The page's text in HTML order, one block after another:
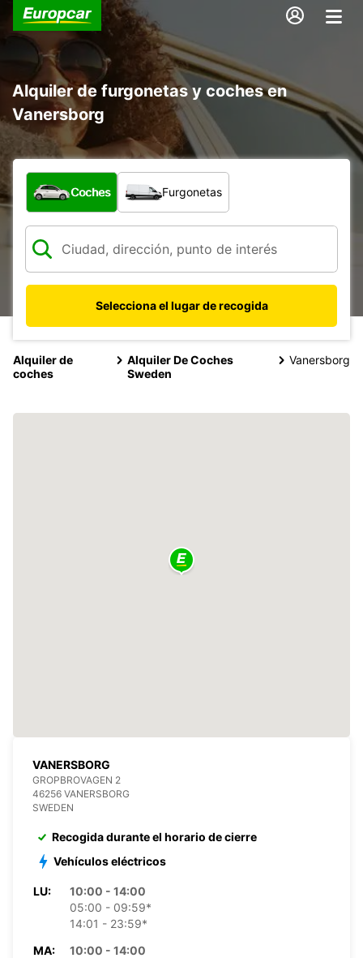
Alquiler de furgonetas y coches en
Vanersborg
¿Qué tipo de vehículo?
Coches Furgonetas
Selecciona el lugar de recogida
Alquiler de
coches
Alquiler De Coches
Sweden
Vanersborg
VANERSBORG
GROPBROVAGEN 2
46256 VANERSBORG
SWEDEN
Recogida durante el horario de cierre
Vehículos eléctricos
LU:
10:00 - 14:00
05:00 - 09:59*
14:01 - 23:59*
MA:
10:00 - 14:00